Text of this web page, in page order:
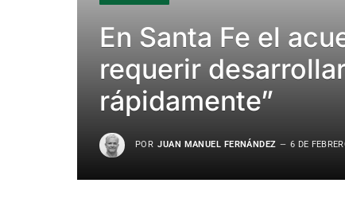
En Santa Fe el
requerir
rápidamente”
POR JUAN MANUEL FERNÁNDEZ 6 DE